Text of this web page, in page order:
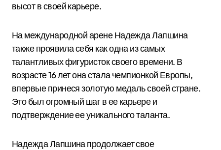
высот в своей карьере.
На международной арене Надежда Лапшина
также проявила себя как одна из самых
талантливых фигуристок своего времени. В
возрасте 16 лет она стала чемпионкой Европы,
впервые принеся золотую медаль своей стране.
Это был огромный шаг в ее карьере и
подтверждение ее уникального таланта.
Надежда Лапшина продолжает свое